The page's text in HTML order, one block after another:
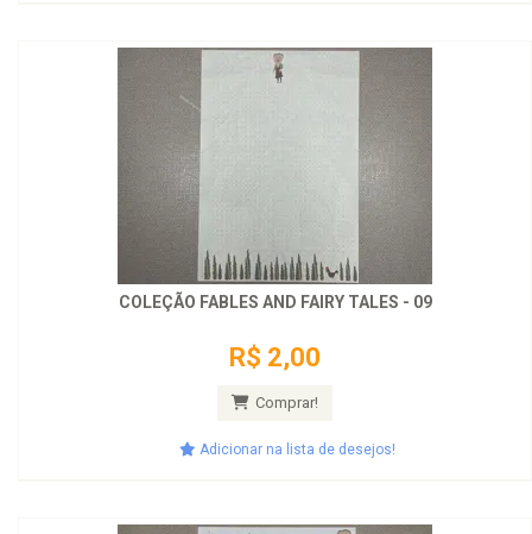
COLEÇÃO FABLES AND FAIRY TALES - 09
R$ 2,00
Comprar!
Adicionar na lista de desejos!